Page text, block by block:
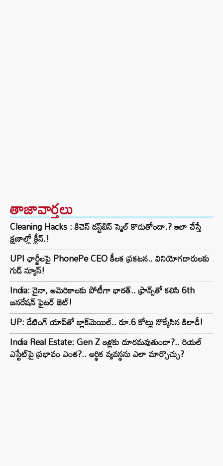
తాజావార్తలు
Cleaning Hacks : కిచెన్ డస్ట్‌బిన్ స్మెల్ కొడుతోందా.? ఇలా చేస్తే
క్షణాల్లో క్లీన్.!
UPI ఛార్జీలపై PhonePe CEO కీలక ప్రకటన.. వినియోగదారులకు
గుడ్ న్యూస్!
India: చైనా, అమెరికాలకు పోటీగా భారత్.. ఫ్రాన్స్‌తో కలిసి 6th
జనరేషన్ ఫైటర్ జెట్!
UP: డేటింగ్ యాప్‌తో బ్లాక్‌మెయిల్.. రూ.6 కోట్లు నొక్కేసిన కిలాడీ!
India Real Estate: Gen Z ఇళ్లకు దూరమవుతుందా?.. రియల్
ఎస్టేట్‌పై ప్రభావం ఎంత?.. ఆర్థిక వ్యవస్థను ఎలా మార్చొచ్చు?